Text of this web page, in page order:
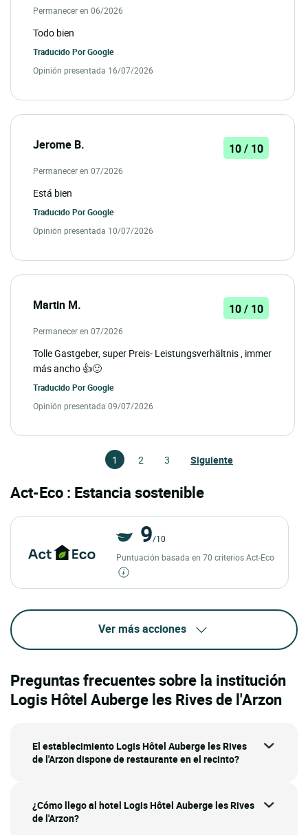
Permanecer en 06/2026
Todo bien
Traducido PorGoogle
Opinión presentada 16/07/2026
Jerome B. 10 / 10
Permanecer en 07/2026
Está bien
Traducido PorGoogle
Opinión presentada 10/07/2026
Martin M. 10 / 10
Permanecer en 07/2026
Tolle Gastgeber, super Preis- Leistungsverhältnis , immer
más ancho 👍🙂
Traducido PorGoogle
Opinión presentada 09/07/2026
1 2 3 Siguiente
Act-Eco : Estancia sostenible
9/10
Puntuación basada en 70 criterios Act-Eco
Ver más acciones
Preguntas frecuentes sobre la institución
Logis Hôtel Auberge les Rives de l'Arzon
El establecimiento Logis Hôtel Auberge les Rives
de l'Arzon dispone de restaurante en el recinto?
¿Cómo llego al hotel Logis Hôtel Auberge les Rives
de l'Arzon?